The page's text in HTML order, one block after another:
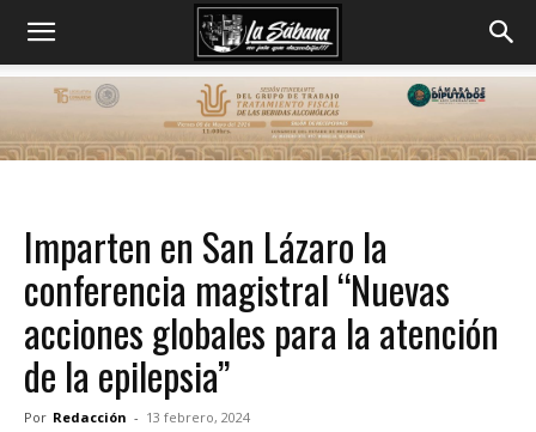
Imparten en San Lázaro la
conferencia magistral “Nuevas
acciones globales para la atención
de la epilepsia”
Por Redacción - 13 febrero, 2024